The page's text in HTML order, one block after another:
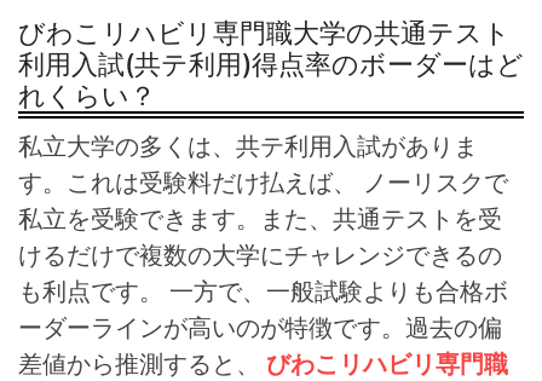
びわこリハビリ専門職大学の共通テスト
利用入試(共テ利用)得点率のボーダーはど
れくらい？
私立大学の多くは、共テ利用入試がありま
す。これは受験料だけ払えば、 ノーリスクで
私立を受験できます。また、共通テストを受
けるだけで複数の大学にチャレンジできるの
も利点です。 一方で、一般試験よりも合格ボ
ーダーラインが高いのが特徴です。過去の偏
差値から推測すると、 びわこリハビリ専門職